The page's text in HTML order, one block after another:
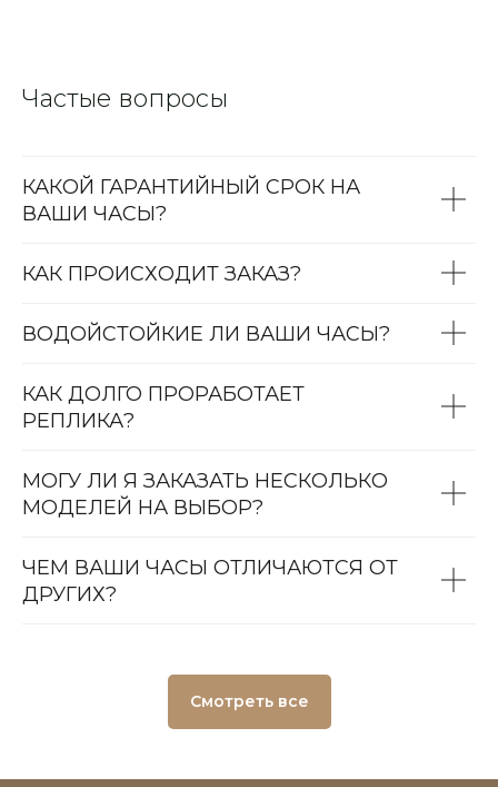
Частые вопросы
КАКОЙ ГАРАНТИЙНЫЙ СРОК НА
ВАШИ ЧАСЫ?
КАК ПРОИСХОДИТ ЗАКАЗ?
ВОДОЙСТОЙКИЕ ЛИ ВАШИ ЧАСЫ?
КАК ДОЛГО ПРОРАБОТАЕТ
РЕПЛИКА?
МОГУ ЛИ Я ЗАКАЗАТЬ НЕСКОЛЬКО
МОДЕЛЕЙ НА ВЫБОР?
ЧЕМ ВАШИ ЧАСЫ ОТЛИЧАЮТСЯ ОТ
ДРУГИХ?
Смотреть все